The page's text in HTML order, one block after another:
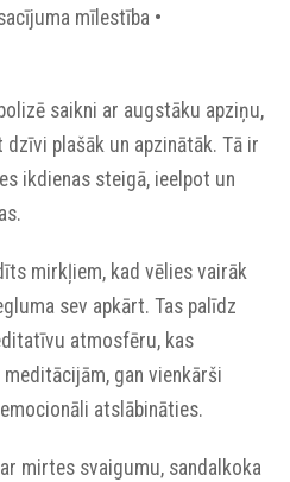
mīlestība •
saikni ar augstāku apziņu,
plašāk un apzinātāk. Tā ir
ikdienas steigā, ieelpot un
mirkļiem, kad vēlies vairāk
sev apkārt. Tas palīdz
atmosfēru, kas
gan vienkārši
atslābināties.
mirtes svaigumu, sandalkoka